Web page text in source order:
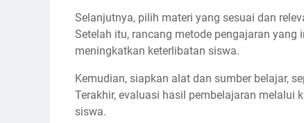
Selanjutnya, pilih materi yang sesuai dan
Setelah itu, rancang metode pengajaran
meningkatkan keterlibatan siswa.
Kemudian, siapkan alat dan sumber belajar,
Terakhir, evaluasi hasil pembelajaran melalui
siswa.